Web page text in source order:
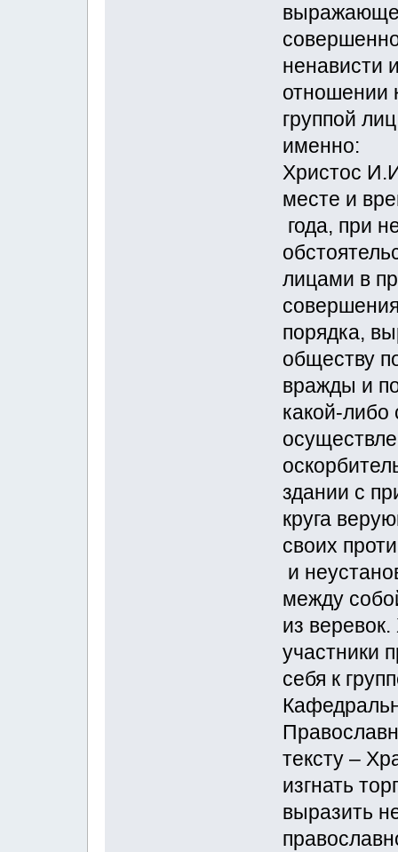
ненависти
отношении
группой
именно:
Христос
месте и
года, при
лицами в
порядка,
обществу
вражды и
какой-либо
здании с
круга
своих
и
между
из
участники
себя к
тексту –
изгнать
выразить